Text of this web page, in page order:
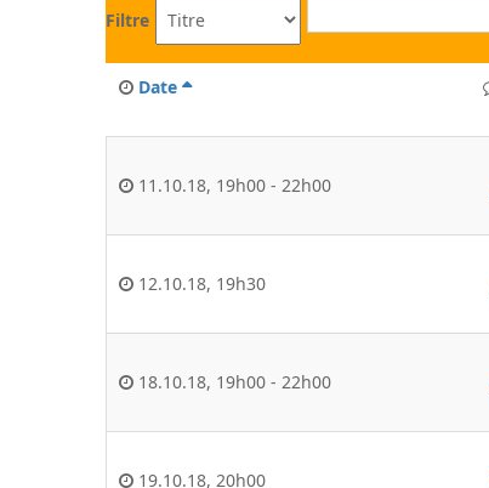
Filtre
Date
11.10.18, 19h00 - 22h00
12.10.18, 19h30
18.10.18, 19h00 - 22h00
19.10.18, 20h00